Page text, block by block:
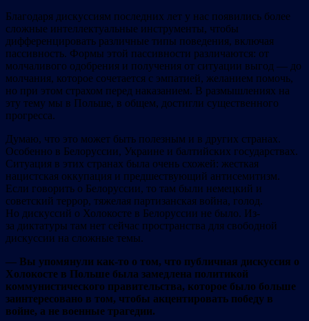
Благодаря дискуссиям последних лет у нас появились более
сложные интеллектуальные инструменты, чтобы
дифференцировать различные типы поведения, включая
пассивность. Формы этой пассивности различаются: от
молчаливого одобрения и получения от ситуации выгод — до
молчания, которое сочетается с эмпатией, желанием помочь,
но при этом страхом перед наказанием. В размышлениях на
эту тему мы в Польше, в общем, достигли существенного
прогресса.
Думаю, что это может быть полезным и в других странах.
Особенно в Белоруссии, Украине и балтийских государствах.
Ситуация в этих странах была очень схожей: жесткая
нацистская оккупация и предшествующий антисемитизм.
Если говорить о Белоруссии, то там были немецкий и
советский террор, тяжелая партизанская война, голод.
Но дискуссий о Холокосте в Белоруссии не было. Из-
за диктатуры там нет сейчас пространства для свободной
дискуссии на сложные темы.
— Вы упомянули как-то о том, что публичная дискуссия о
Холокосте в Польше была замедлена политикой
коммунистического правительства, которое было больше
заинтересовано в том, чтобы акцентировать победу в
войне, а не военные трагедии.